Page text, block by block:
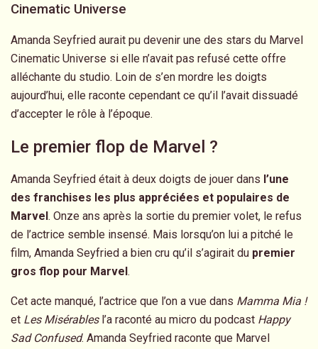
Cinematic Universe
Amanda Seyfried aurait pu devenir une des stars du Marvel
Cinematic Universe si elle n’avait pas refusé cette offre
alléchante du studio. Loin de s’en mordre les doigts
aujourd’hui, elle raconte cependant ce qu’il l’avait dissuadé
d’accepter le rôle à l’époque.
Le premier flop de Marvel ?
Amanda Seyfried était à deux doigts de jouer dans l’une
des franchises les plus appréciées et populaires de
Marvel . Onze ans après la sortie du premier volet, le refus
de l’actrice semble insensé. Mais lorsqu’on lui a pitché le
film, Amanda Seyfried a bien cru qu’il s’agirait du premier
gros flop pour Marvel .
Cet acte manqué, l’actrice que l’on a vue dans Mamma Mia !
et Les Misérablesl’a raconté au micro du podcast Happy
Sad Confused. Amanda Seyfried raconte que Marvel